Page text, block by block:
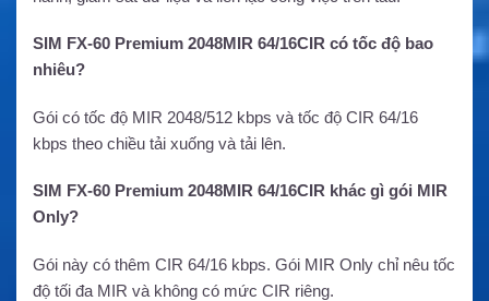
SIM FX-60 Premium 2048MIR 64/16CIR có tốc độ bao
nhiêu?
Gói có tốc độ MIR 2048/512 kbps và tốc độ CIR 64/16
kbps theo chiều tải xuống và tải lên.
SIM FX-60 Premium 2048MIR 64/16CIR khác gì gói MIR
Only?
Gói này có thêm CIR 64/16 kbps. Gói MIR Only chỉ nêu tốc
độ tối đa MIR và không có mức CIR riêng.